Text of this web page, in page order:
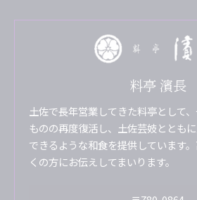
料亭 濱長
土佐で長年営業してきた料亭として
ものの再度復活し、土佐芸妓ととも
できるような和食を提供しています
くの方にお伝えしてまいります。